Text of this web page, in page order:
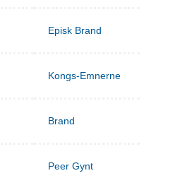
Episk Brand
Kongs-Emnerne
Brand
Peer Gynt